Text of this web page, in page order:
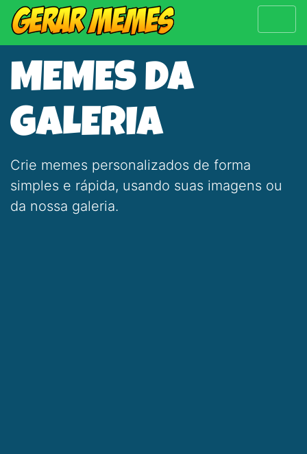
MEMES DA
GALERIA
Crie memes personalizados de forma
simples e rápida, usando suas imagens ou
da nossa galeria.